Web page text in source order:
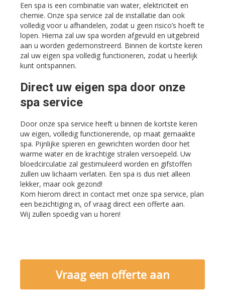
Een spa is een combinatie van water, elektriciteit en
chemie. Onze spa service zal de installatie dan ook
volledig voor u afhandelen, zodat u geen risico’s hoeft te
lopen. Hierna zal uw spa worden afgevuld en uitgebreid
aan u worden gedemonstreerd. Binnen de kortste keren
zal uw eigen spa volledig functioneren, zodat u heerlijk
kunt ontspannen.
Direct uw eigen spa door onze
spa service
Door onze spa service heeft u binnen de kortste keren
uw eigen, volledig functionerende, op maat gemaakte
spa. Pijnlijke spieren en gewrichten worden door het
warme water en de krachtige stralen versoepeld. Uw
bloedcirculatie zal gestimuleerd worden en gifstoffen
zullen uw lichaam verlaten. Een spa is dus niet alleen
lekker, maar ook gezond!
Kom hierom direct in contact met onze spa service, plan
een bezichtiging in, of vraag direct een offerte aan.
Wij zullen spoedig van u horen!
Vraag een offerte aan